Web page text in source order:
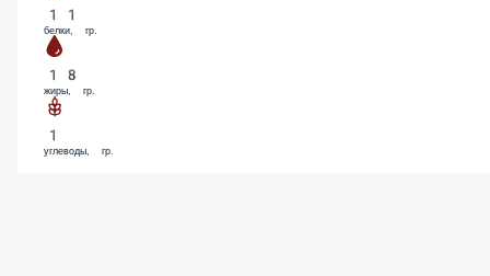
11
белки, гр.
18
жиры, гр.
1
углеводы, гр.